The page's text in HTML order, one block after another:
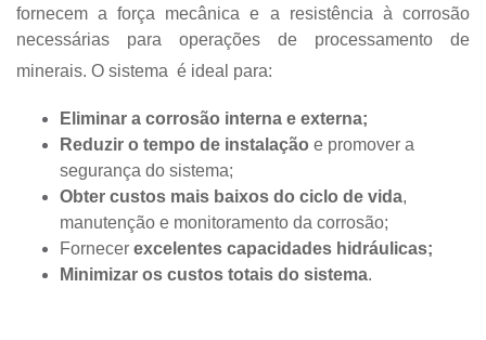
fornecem a força mecânica e a resistência à corrosão
necessárias para operações de processamento de
minerais. O sistema é ideal para:
Eliminar a corrosão interna e externa;
Reduzir o tempo de instalação e promover a
segurança do sistema;
Obter custos mais baixos do ciclo de vida,
manutenção e monitoramento da corrosão;
Fornecerexcelentes capacidades hidráulicas;
Minimizar os custos totais do sistema.